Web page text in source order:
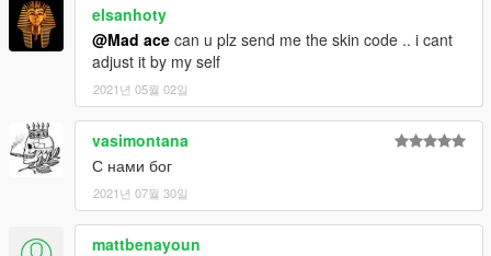
elsanhoty
@Mad ace can u plz send me the skin code .. i cant
adjust it by my self
2021년 05월 02일
vasimontana
С нами бог
2021년 07월 30일
mattbenayoun